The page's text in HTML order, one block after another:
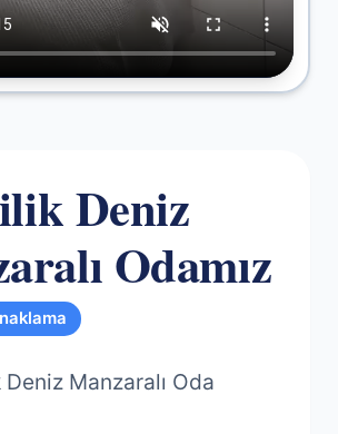
Deniz
Odamız
Manzaralı Oda